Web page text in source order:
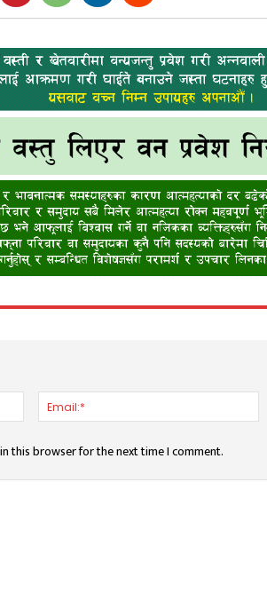
Name:*
this browser for the next time I comment.